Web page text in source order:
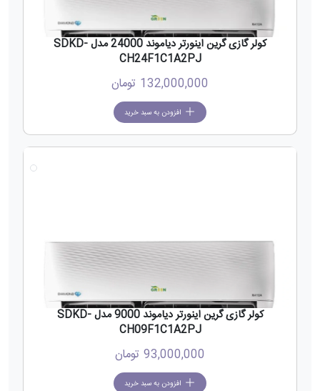
کولر گازی گرین اینورتر دیاموند 24000 مدل SDKD-
CH24F1C1A2PJ
132,000,000 تومان
افزودن به سبد خرید
کولر گازی گرین اینورتر دیاموند 9000 مدل SDKD-
CH09F1C1A2PJ
93,000,000 تومان
افزودن به سبد خرید